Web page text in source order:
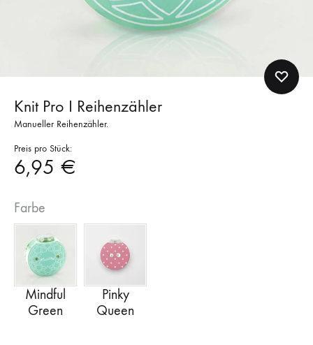
Knit Pro I Reihenzähler
Manueller Reihenzähler.
Preis pro Stück:
6,95 €
Farbe